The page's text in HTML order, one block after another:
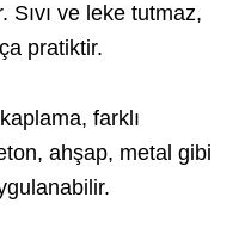
Sıvı ve leke tutmaz,
pratiktir.
farklı
ahşap, metal gibi